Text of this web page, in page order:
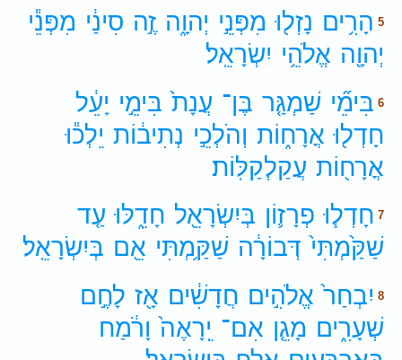
5 הָרִ֥ים נָזְל֖וּ מִפְּנֵ֣י יְהוָ֑ה זֶ֣ה סִינַ֔י מִפְּנֵ֕י
יְהוָ֖ה אֱלֹהֵ֥י יִשְׂרָאֵֽל׃
6 בִּימֵ֞י שַׁמְגַּ֤ר בֶּן־ עֲנָת֙ בִּימֵ֣י יָעֵ֔ל
חָדְל֖וּ אֳרָח֑וֹת וְהֹלְכֵ֣י נְתִיב֔וֹת יֵלְכ֕וּ
אֳרָח֖וֹת עֲקַלְקַלּֽוֹת׃
7 חָדְל֧וּ פְרָז֛וֹן בְּיִשְׂרָאֵ֖ל חָדֵ֑לּוּ עַ֤ד
שַׁקַּ֙מְתִּי֙ דְּבוֹרָ֔ה שַׁקַּ֥מְתִּי אֵ֖ם בְּיִשְׂרָאֵֽל׃
8 יִבְחַר֙ אֱלֹהִ֣ים חֲדָשִׁ֔ים אָ֖ז לָחֶ֣ם
שְׁעָרִ֑ים מָגֵ֤ן אִם־ יֵֽרָאֶה֙ וָרֹ֔מַח